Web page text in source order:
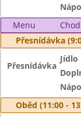
Menu
Chod
Přesnídávka
Přesnídávka
Jídlo
Oběd (11:00 -